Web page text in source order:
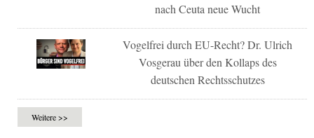
nach Ceuta neue Wucht
Vogelfrei durch EU-Recht? Dr. Ulrich
Vosgerau über den Kollaps des
deutschen Rechtsschutzes
Weitere >>